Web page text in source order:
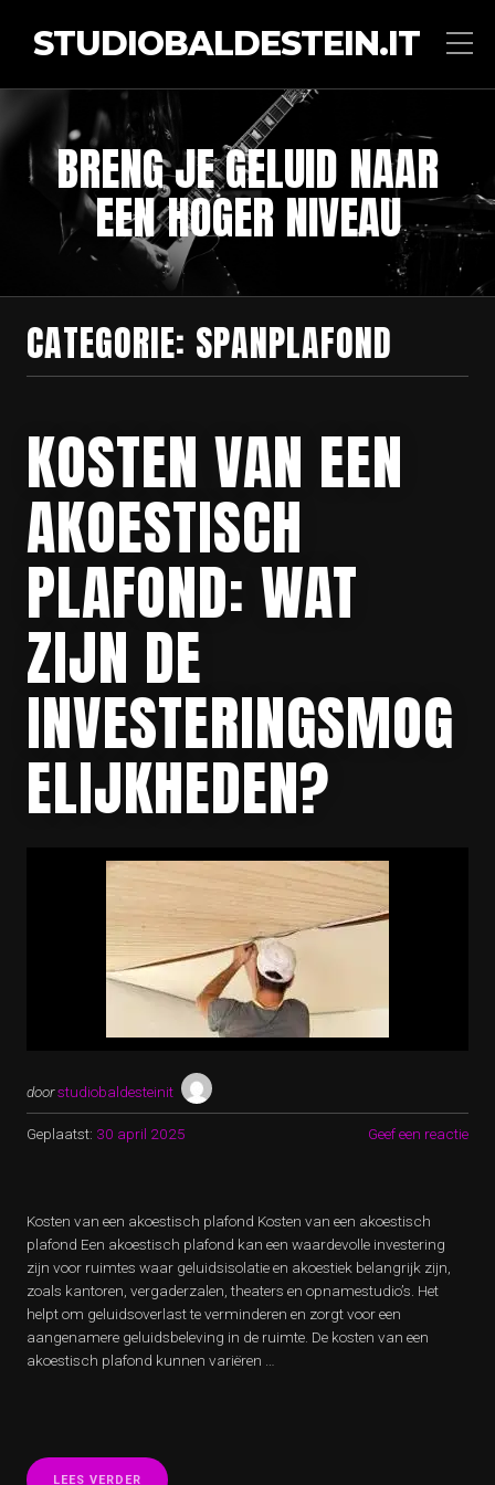
STUDIOBALDESTEIN.IT
BRENG JE GELUID NAAR
EEN HOGER NIVEAU
CATEGORIE: SPANPLAFOND
KOSTEN VAN EEN
AKOESTISCH
PLAFOND: WAT
ZIJN DE
INVESTERINGSMOG
ELIJKHEDEN?
doorstudiobaldesteinit
Geplaatst: 30 april 2025 Geef een reactie
Kosten van een akoestisch plafond Kosten van een akoestisch
plafond Een akoestisch plafond kan een waardevolle investering
zijn voor ruimtes waar geluidsisolatie en akoestiek belangrijk zijn,
zoals kantoren, vergaderzalen, theaters en opnamestudio’s. Het
helpt om geluidsoverlast te verminderen en zorgt voor een
aangenamere geluidsbeleving in de ruimte. De kosten van een
akoestisch plafond kunnen variëren …
LEES VERDER “KOSTEN